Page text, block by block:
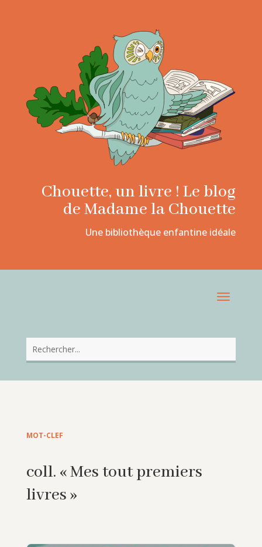
Chouette, un livre ! Le blog
de Madame la Chouette
Une bibliothèque enfantine idéale
MOT-CLEF
coll. « Mes tout premiers
livres »